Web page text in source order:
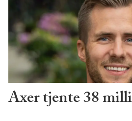
Axer tjente 38